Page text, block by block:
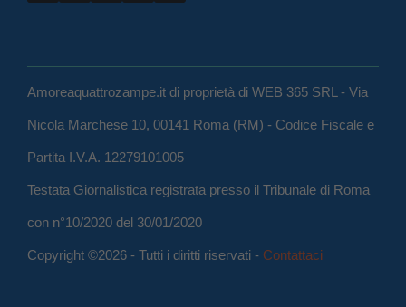
Amoreaquattrozampe.it di proprietà di WEB 365 SRL - Via
Nicola Marchese 10, 00141 Roma (RM) - Codice Fiscale e
Partita I.V.A. 12279101005
Testata Giornalistica registrata presso il Tribunale di Roma
con n°10/2020 del 30/01/2020
Copyright ©2026 - Tutti i diritti riservati - Contattaci